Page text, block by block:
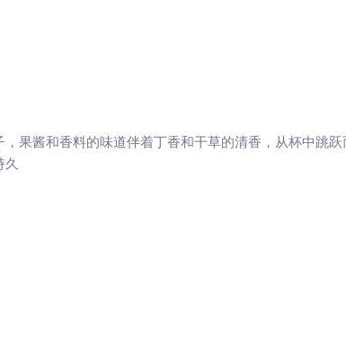
果酱和香料的味道伴着丁香和干草的清香，从杯中跳
久